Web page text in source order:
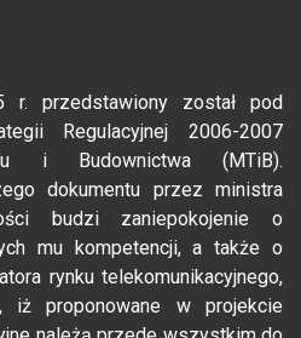
przedstawiony został pod
Regulacyjnej 2006-2007
i Budownictwa (MTiB).
dokumentu przez ministra
budzi zaniepokojenie o
mu kompetencji, a także o
rynku telekomunikacyjnego,
iż proponowane w projekcie